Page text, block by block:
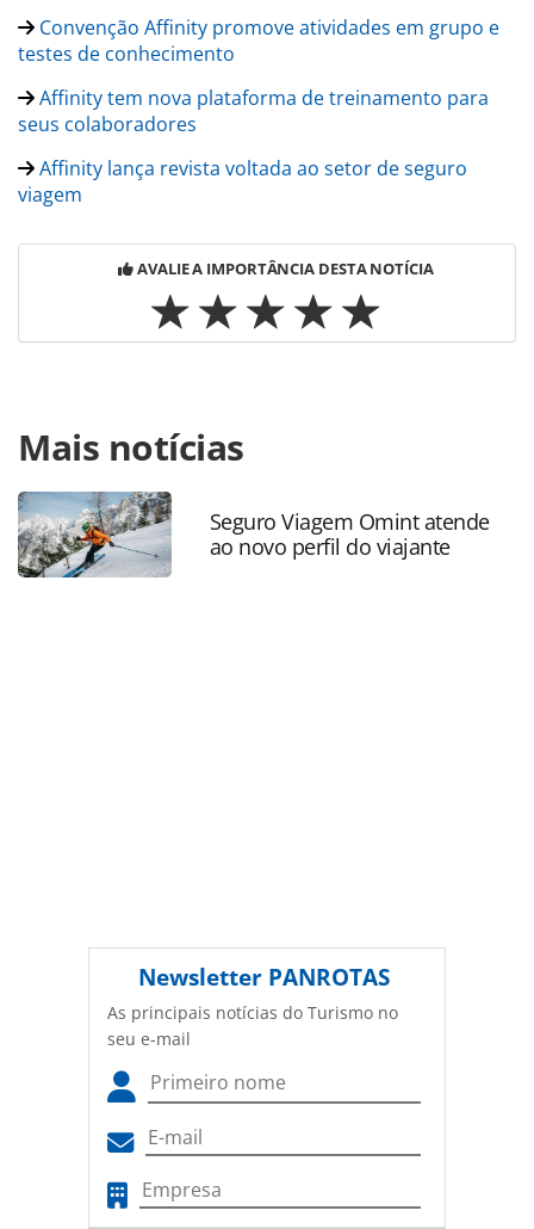
Convenção Affinity promove atividades em grupo e
testes de conhecimento
Affinity tem nova plataforma de treinamento para
seus colaboradores
Affinity lança revista voltada ao setor de seguro
viagem
AVALIE A IMPORTÂNCIA DESTA NOTÍCIA
https://www.panrotas.com.br/mercado/eventos/2019/04/
affinity-deste-ano-ja-tem-data-definida-
confira_163432.html ou as ferramentas oferecidas na
página. Todo o conteúdo produzido pela PANROTAS
Editora é protegido pela legislação brasileira sobre direito
autoral. Não reproduza o conteúdo sem autorização da
Mais notícias
Seguro Viagem Omint atende
ao novo perfil do viajante
Newsletter PANROTAS
As principais notícias do Turismo no
seu e-mail